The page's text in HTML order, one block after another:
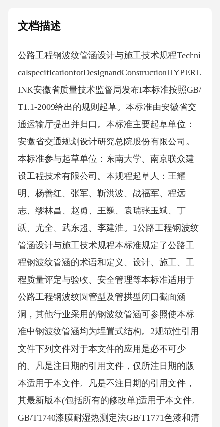
文档描述
公路工程钢波纹管涵设计与施工技术规程Techni
calspecificationforDesignandConstructionHYPERL
INK安徽省质量技术监督局发布I本标准按照GB/
T1.1-2009给出的规则起草。本标准由安徽省交
通运输厅提出并归口。本标准主要起草单位：
安徽省交通规划设计研究总院股份有限公司。
本标准参与起草单位：东南大学、南京联众建
设工程技术有限公司。本规程起草人：王耀
明、杨善红、张军、靳洪波、战福军、程远
志、缪林昌、赵勇、王巍、袁瑞张玉斌、丁
跃、尤全、武东超、李建淮。1公路工程钢波纹
管涵设计与施工技术规程本标准规定了公路工
程钢波纹管涵的术语和定义、设计、施工、工
程质量评定与验收、安全管理等本标准适用于
公路工程钢波纹圆管型及管拱型闭口截面涵
洞，其他行业采用的钢波纹管涵可参照使本标
准中钢波纹管涵均为埋置式结构。2规范性引用
文件下列文件对于本文件的应用是必不可少
的。凡是注日期的引用文件，仅所注日期的版
本适用于本文件。凡是不注日期的引用文件，
其最新版本(包括所有的修改单)适用于本文件。
GB/T1740漆膜耐湿热测定法GB/T1771色漆和清